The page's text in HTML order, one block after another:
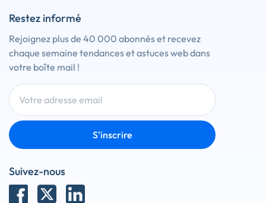
Restez informé
Rejoignez plus de 40 000 abonnés et recevez
chaque semaine tendances et astuces web dans
votre boîte mail !
S'inscrire
Suivez-nous